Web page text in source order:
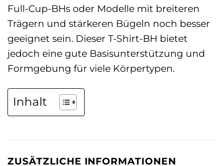
Full-Cup-BHs oder Modelle mit breiteren
Trägern und stärkeren Bügeln noch besser
geeignet sein. Dieser T-Shirt-BH bietet
jedoch eine gute Basisunterstützung und
Formgebung für viele Körpertypen.
Inhalt
ZUSÄTZLICHE INFORMATIONEN